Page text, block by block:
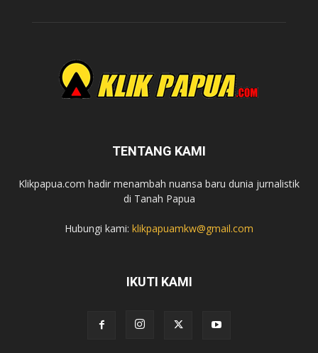
TENTANG KAMI
Klikpapua.com hadir menambah nuansa baru dunia jurnalistik
di Tanah Papua
Hubungi kami: klikpapuamkw@gmail.com
IKUTI KAMI